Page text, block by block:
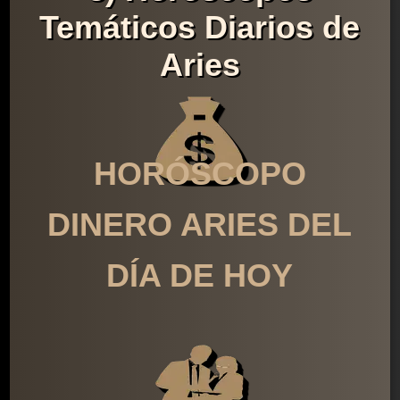
Temáticos Diarios de
Aries
HORÓSCOPO
DINERO ARIES DEL
DÍA DE HOY